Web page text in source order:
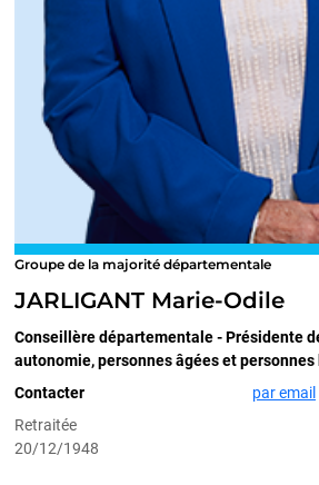
Groupe de la majorité départementale
JARLIGANT Marie-Odile
Conseillère départementale - Présidente
autonomie, personnes âgées et
Contacter
par email
Retraitée
20/12/1948